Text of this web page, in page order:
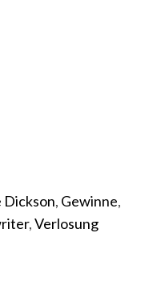
Dickson, Gewinne,
,Verlosung